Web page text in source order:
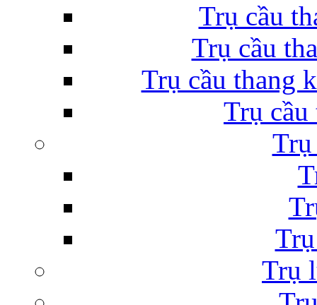
Trụ cầu
Trụ cầu
Trụ cầu thang
Trụ
Trụ